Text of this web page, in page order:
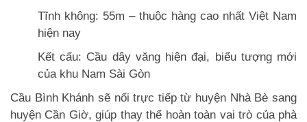
Tĩnh không: 55m – thuộc hàng cao nhất Việt Nam
hiện nay
Kết cấu: Cầu dây văng hiện đại, biểu tượng mới
của khu Nam Sài Gòn
Cầu Bình Khánh sẽ nối trực tiếp từ huyện Nhà Bè sang
huyện Cần Giờ, giúp thay thế hoàn toàn vai trò của phà